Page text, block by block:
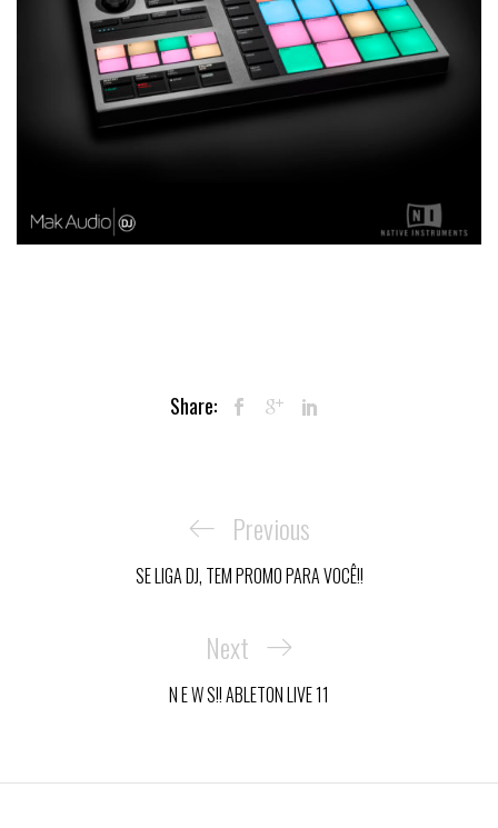
Share:
Previous
Post
Previous
SE LIGA DJ, TEM PROMO PARA VOCÊ!!
Next
Post
Next
N E W S!! ABLETON LIVE 11